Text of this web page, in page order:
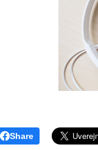
Share